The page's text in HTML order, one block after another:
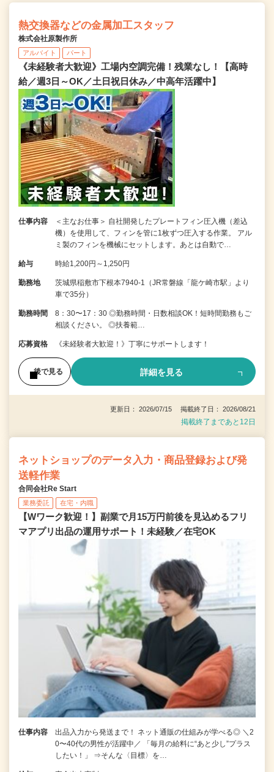
熱交換器などの金属加工スタッフ
株式会社原製作所
アルバイト パート
《未経験者大歓迎》工場内空調完備！残業なし！【高時
給／週3日～OK／土日祝日休み／中高年活躍中】
仕事内容
＜主なお仕事＞ 自社開発したプレートフィン圧入機（差込
機）を使用して、フィンを管に1枚ずつ圧入する作業。 アル
ミ製のフィンを機械にセットします。あとは自動で…
給与 時給1,200円～1,250円
勤務地
茨城県稲敷市下根本7940-1（JR常磐線「龍ケ崎市駅」より
車で35分）
勤務時間
8：30〜17：30 ◎勤務時間・日数相談OK！短時間勤務もご
相談ください。 ◎扶養範…
応募資格 《未経験者大歓迎！》丁寧にサポートします！
後で見る 詳細を見る
更新日： 2026/07/15 掲載終了日： 2026/08/21
掲載終了まであと12日
ネットショップのデータ入力・商品登録および発
送軽作業
合同会社Re Start
業務委託 在宅・内職
【Wワーク歓迎！】副業で月15万円前後を見込めるフリ
マアプリ出品の運用サポート！未経験／在宅OK
仕事内容
出品入力から発送まで！ ネット通販の仕組みが学べる◎ ＼2
0〜40代の男性が活躍中／ 「毎月の給料に“あと少し”プラス
したい！」 ⇒そんな〈目標〉を…